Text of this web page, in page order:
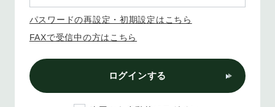
パスワードの再設定・初期設定はこちら
FAXで受信中の方はこちら
ログインする